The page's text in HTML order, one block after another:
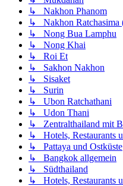
↳ Nakhon Phanom
↳ Nakhon Ratchasima
↳ Nong Bua Lamphu
↳ Nong Khai
↳ Roi Et
↳ Sakhon Nakhon
↳ Sisaket
↳ Surin
↳ Ubon Ratchathani
↳ Udon Thani
↳ Zentralthailand mit
↳ Hotels, Restaurants
↳ Pattaya und Ostküste
↳ Bangkok allgemein
↳ Südthailand
↳ Hotels, Restaurants